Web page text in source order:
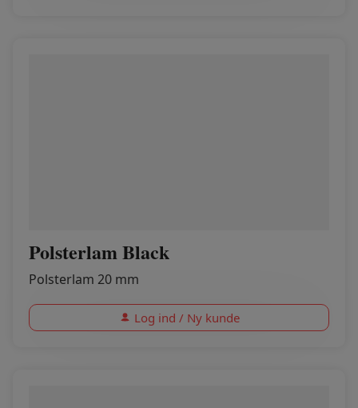
Polsterlam Black
Polsterlam 20 mm
Log ind / Ny kunde